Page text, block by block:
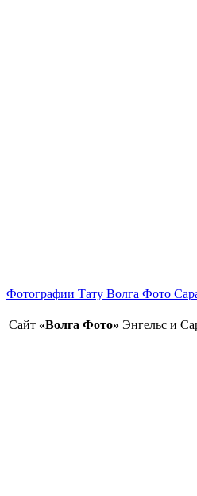
Фотографии Тату Волга Фото
Сайт «Волга Фото» Энгельс и